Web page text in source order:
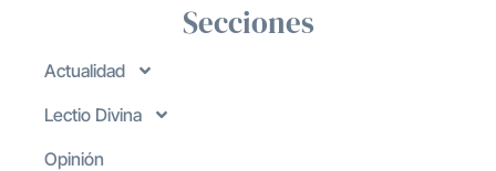
Secciones
Actualidad
Lectio Divina
Opinión